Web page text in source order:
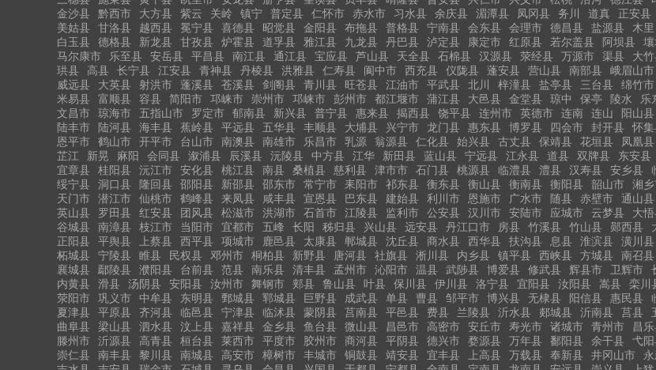
金沙县
黔西市 大方县 紫云 关岭 镇宁 普定县 仁怀市 赤水市 习水县 余庆县 湄潭县 凤冈县 务川 道真 正安县
美姑县
甘洛县 越西县 冕宁县 喜德县 昭觉县 金阳县 布拖县 普格县 宁南县 会东县 会理市 德昌县 盐源县 木里
白玉县
德格县 新龙县 甘孜县 炉霍县 道孚县 雅江县 九龙县 丹巴县 泸定县 康定市 红原县 若尔盖县 阿坝县
马尔康市
乐至县 安岳县 平昌县 南江县 通江县 宝应县 芦山县 天全县 石棉县 汉源县 荥经县 万源市 渠县 大
珙县
高县 长宁县 江安县 青神县 丹棱县 洪雅县 仁寿县 阆中市 西充县 仪陇县 蓬安县 营山县 南部县 峨眉山市
威远县
大英县 射洪市 蓬溪县 苍溪县 剑阁县 青川县 旺苍县 江油市 平武县 北川 梓潼县 盐亭县 三台县 绵竹市
米易县
富顺县 容县 简阳市 邛崃市 崇州市 邛崃市 彭州市 都江堰市 蒲江县 大邑县 金堂县 琼中 保亭 陵水 乐
文昌市
琼海市 五指山市 罗定市 郁南县 新兴县 普宁县 惠来县 揭西县 饶平县 连州市 英德市 连南 连山 阳山县
陆丰市
陆河县 海丰县 蕉岭县 平远县 五华县 丰顺县 大埔县 兴宁市 龙门县 惠东县 博罗县 四会市 封开县 怀
恩平市
鹤山市 开平市 台山市 南澳县 南雄市 乐昌市 乳源 翁源县 仁化县 始兴县 古丈县 保靖县 花垣县 凤凰县
芷江
新晃 麻阳 会同县 溆浦县 辰溪县 沅陵县 中方县 江华 新田县 蓝山县 宁远县 江永县 道县 双牌县 东安县
宜章县
桂阳县 沅江市 安化县 桃江县 南县 桑植县 慈利县 津市市 石门县 桃源县 临澧县 澧县 汉寿县 安乡县
绥宁县
洞口县 隆回县 邵阳县 新邵县 邵东市 常宁市 耒阳市 祁东县 衡东县 衡山县 衡南县 衡阳县 韶山市 湘乡
天门市
潜江市 仙桃市 鹤峰县 来凤县 咸丰县 宣恩县 巴东县 建始县 利川市 恩施市 广水市 随县 赤壁市 通山县
英山县
罗田县 红安县 团风县 松滋市 洪湖市 石首市 江陵县 监利市 公安县 汉川市 安陆市 应城市 云梦县 大
谷城县
南漳县 枝江市 当阳市 宜都市 五峰 长阳 秭归县 兴山县 远安县 丹江口市 房县 竹溪县 竹山县 郧西县
正阳县
平舆县 上蔡县 西平县 项城市 鹿邑县 太康县 郸城县 沈丘县 商水县 西华县 扶沟县 息县 淮滨县 潢川县
柘城县
宁陵县 睢县 民权县 邓州市 桐柏县 新野县 唐河县 社旗县 淅川县 内乡县 镇平县 西峡县 方城县 南召县
襄城县
鄢陵县 濮阳县 台前县 范县 南乐县 清丰县 孟州市 沁阳市 温县 武陟县 博爱县 修武县 辉县市 卫辉市
内黄县
滑县 汤阴县 安阳县 汝州市 舞钢市 郏县 鲁山县 叶县 保川县 伊川县 洛宁县 宜阳县 汝阳县 嵩县 栾川
荥阳市
巩义市 中牟县 东明县 鄄城县 郓城县 巨野县 成武县 单县 曹县 邹平市 博兴县 无棣县 阳信县 惠民县
夏津县
平原县 齐河县 临邑县 宁津县 临沭县 蒙阴县 莒南县 平邑县 费县 兰陵县 沂水县 郯城县 沂南县 莒县
曲阜县
梁山县 泗水县 汶上县 嘉祥县 金乡县 鱼台县 微山县 昌邑市 高密市 安丘市 寿光市 诸城市 青州市 昌
滕州市
沂源县 高青县 桓台县 莱西市 平度市 胶州市 商河县 平阴县 德兴市 婺源县 万年县 鄱阳县 余干县 弋
崇仁县
南丰县 黎川县 南城县 高安市 樟树市 丰城市 铜鼓县 靖安县 宜丰县 上高县 万载县 奉新县 井冈山市